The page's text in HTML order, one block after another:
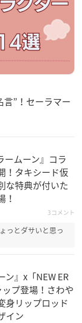
”！セーラマー
ームーン』コラ
！タキシード仮
な特典が付いた
！
3コメント
っとダサいと思っ
ン』x「NEW ER
プ登場！さわや
身リップロッド
イン